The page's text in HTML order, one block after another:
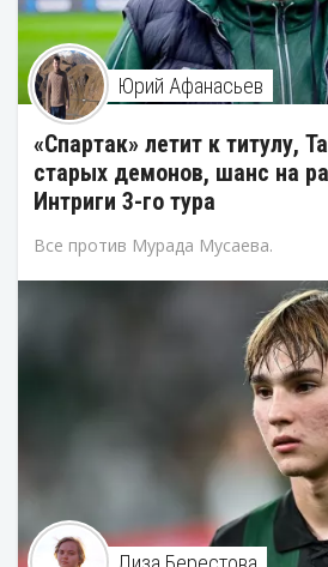
Юрий Афанасьев
«Спартак» летит к титулу,
старых демонов, шанс на
Интриги 3-го тура
Все против Мурада Мусаева.